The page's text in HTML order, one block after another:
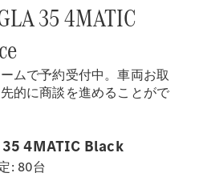
35 4MATIC
ムで予約受付中。車両お取
的に商談を進めることがで
4MATIC Black
: 80台